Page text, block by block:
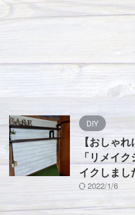
DIY
【おしゃ
「リメイ
イクしまし
2022/1/6